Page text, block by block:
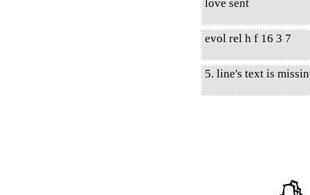
love sent
evol rel h f 16 3 7
5. line's text is